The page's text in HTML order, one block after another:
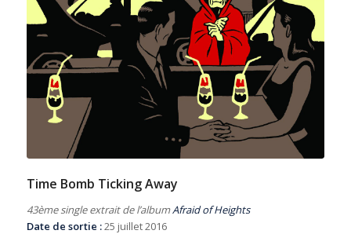
Time Bomb Ticking Away
43ème single extrait de l’albumAfraid of Heights
Date de sortie :25 juillet 2016